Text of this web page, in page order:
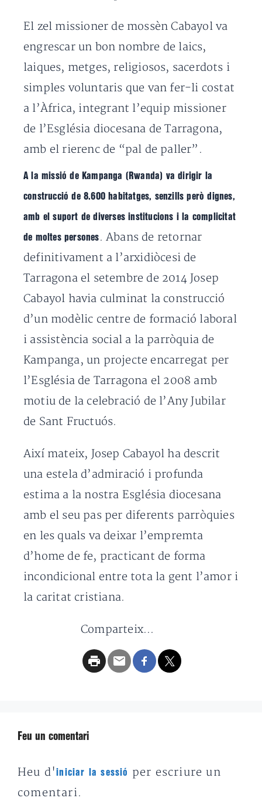
El zel missioner de mossèn Cabayol va
engrescar un bon nombre de laics,
laiques, metges, religiosos, sacerdots i
simples voluntaris que van fer-li costat
a l’Àfrica, integrant l’equip missioner
de l’Església diocesana de Tarragona,
amb el rierenc de “pal de paller”.
A la missió de Kampanga (Rwanda) va dirigir la
construcció de 8.600 habitatges, senzills però dignes,
amb el suport de diverses institucions i la complicitat
de moltes persones . Abans de retornar
definitivament a l’arxidiòcesi de
Tarragona el setembre de 2014 Josep
Cabayol havia culminat la construcció
d’un modèlic centre de formació laboral
i assistència social a la parròquia de
Kampanga, un projecte encarregat per
l’Església de Tarragona el 2008 amb
motiu de la celebració de l’Any Jubilar
de Sant Fructuós.
Així mateix, Josep Cabayol ha descrit
una estela d’admiració i profunda
estima a la nostra Església diocesana
amb el seu pas per diferents parròquies
en les quals va deixar l’empremta
d’home de fe, practicant de forma
incondicional entre tota la gent l’amor i
la caritat cristiana.
Comparteix...
Feu un comentari
Heu d'iniciar la sessió
per escriure un
comentari.